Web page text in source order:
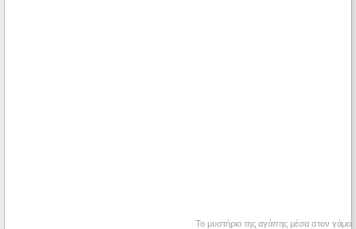
Το μυστήριο της αγάπης μέσα στον γάμο